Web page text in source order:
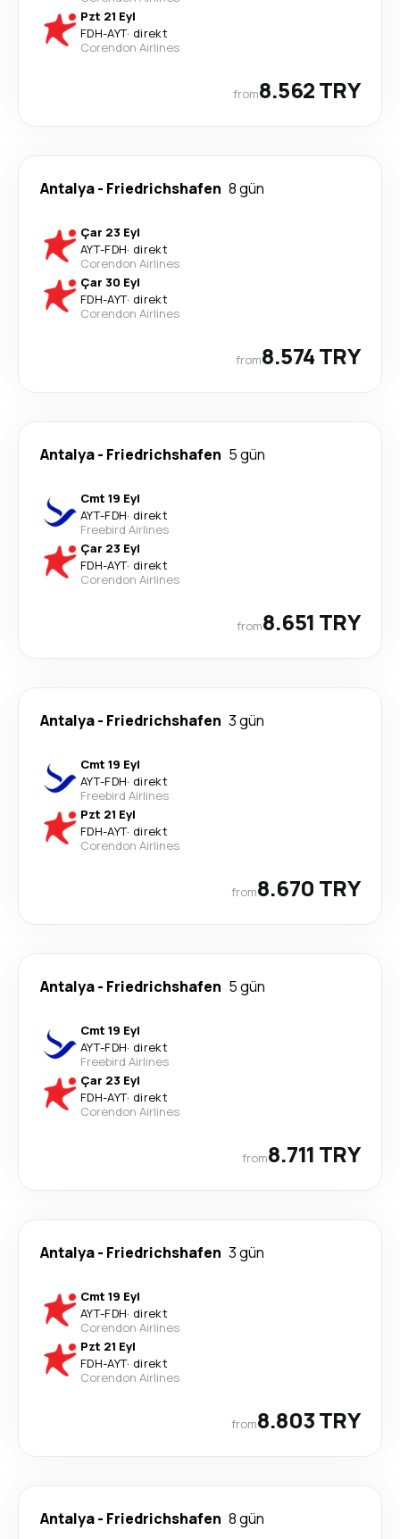
Pzt 21 Eyl
FDH-AYT· direkt
Corendon Airlines
from8.562 TRY
Antalya- Friedrichshafen 8 gün
Çar 23 Eyl
AYT-FDH· direkt
Corendon Airlines
Çar 30 Eyl
FDH-AYT· direkt
Corendon Airlines
from8.574 TRY
Antalya- Friedrichshafen 5 gün
Cmt 19 Eyl
AYT-FDH· direkt
Freebird Airlines
Çar 23 Eyl
FDH-AYT· direkt
Corendon Airlines
from8.651 TRY
Antalya- Friedrichshafen 3 gün
Cmt 19 Eyl
AYT-FDH· direkt
Freebird Airlines
Pzt 21 Eyl
FDH-AYT· direkt
Corendon Airlines
from8.670 TRY
Antalya- Friedrichshafen 5 gün
Cmt 19 Eyl
AYT-FDH· direkt
Freebird Airlines
Çar 23 Eyl
FDH-AYT· direkt
Corendon Airlines
from8.711 TRY
Antalya- Friedrichshafen 3 gün
Cmt 19 Eyl
AYT-FDH· direkt
Corendon Airlines
Pzt 21 Eyl
FDH-AYT· direkt
Corendon Airlines
from8.803 TRY
Antalya- Friedrichshafen 8 gün